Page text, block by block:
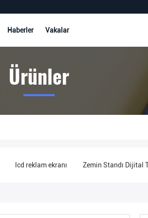
Haberler Vakalar
Ürünler
lcd reklam ekranı Zemin Standı Dijital